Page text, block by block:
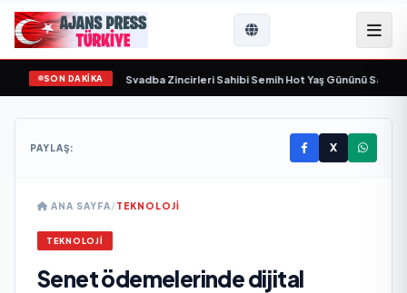
SON DAKİKA
yaşamını yitirdi• Svadba Zincirleri Sahibi Semih Hot Yaş Gününü Sanat
PAYLAŞ: X
ANA SAYFA/TEKNOLOJİ
TEKNOLOJİ
Senet ödemelerinde dijital